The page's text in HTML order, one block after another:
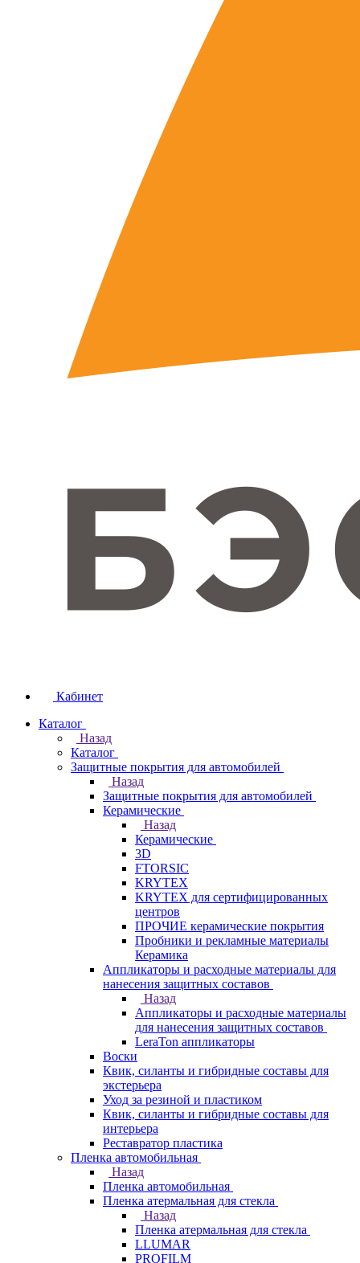
Кабинет
Каталог
Назад
Каталог
Защитные покрытия для автомобилей
Назад
Защитные покрытия для автомобилей
Керамические
Назад
Керамические
3D
FTORSIC
KRYTEX
KRYTEX для сертифицированных
центров
ПРОЧИЕ керамические покрытия
Пробники и рекламные материалы
Керамика
Аппликаторы и расходные материалы для
нанесения защитных составов
Назад
Аппликаторы и расходные материалы
для нанесения защитных составов
LeraTon аппликаторы
Воски
Квик, силанты и гибридные составы для
экстерьера
Уход за резиной и пластиком
Квик, силанты и гибридные составы для
интерьера
Реставратор пластика
Пленка автомобильная
Назад
Пленка автомобильная
Пленка атермальная для стекла
Назад
Пленка атермальная для стекла
LLUMAR
PROFILM